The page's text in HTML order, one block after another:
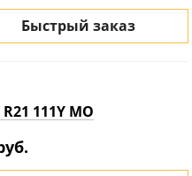
Быстрый заказ
111Y MO